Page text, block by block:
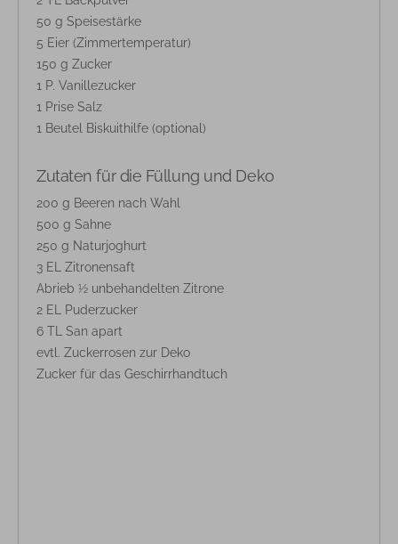
50 g Speisestärke
5 Eier (Zimmertemperatur)
150 g Zucker
1 P. Vanillezucker
1 Prise Salz
1 Beutel Biskuithilfe (optional)
Zutaten für die Füllung und Deko
200 g Beeren nach Wahl
500 g Sahne
250 g Naturjoghurt
3 EL Zitronensaft
Abrieb ½ unbehandelten Zitrone
2 EL Puderzucker
6 TL San apart
evtl. Zuckerrosen zur Deko
Zucker für das Geschirrhandtuch